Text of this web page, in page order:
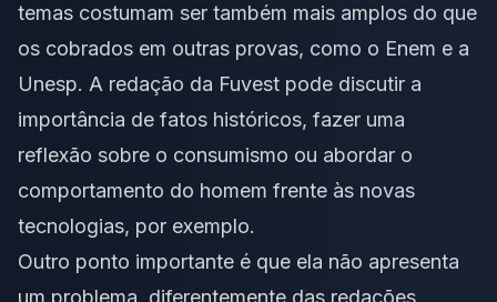
temas costumam ser também mais amplos do que
os cobrados em outras provas, como o Enem e a
Unesp. A redação da Fuvest pode discutir a
importância de fatos históricos, fazer uma
reflexão sobre o consumismo ou abordar o
comportamento do homem frente às novas
tecnologias, por exemplo.
Outro ponto importante é que ela não apresenta